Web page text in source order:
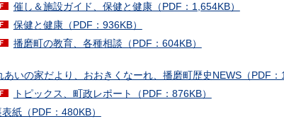
催し＆施設ガイド、保健と健康（PDF：1,654KB）
保健と健康（PDF：936KB）
播磨町の教育、各種相談（PDF：604KB）
あいの家だより、おおきくなーれ、播磨町歴史NEWS（PDF：
トピックス、町政レポート（PDF：876KB）
紙（PDF：480KB）